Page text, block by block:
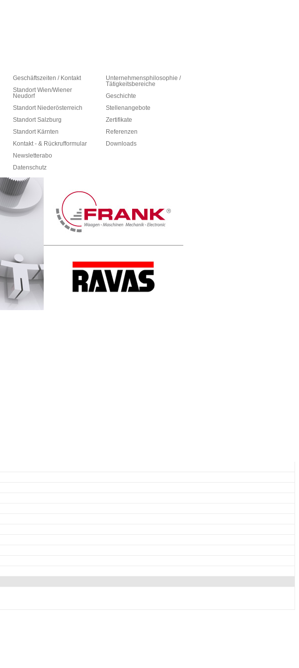
Geschäftszeiten / Kontakt
Standort Wien/Wiener
Neudorf
Standort Niederösterreich
Standort Salzburg
Standort Kärnten
Kontakt - & Rückrufformular
Newsletterabo
Datenschutz
Unternehmensphilosophie /
Tätigkeitsbereiche
Geschichte
Stellenangebote
Zertifikate
Referenzen
Downloads